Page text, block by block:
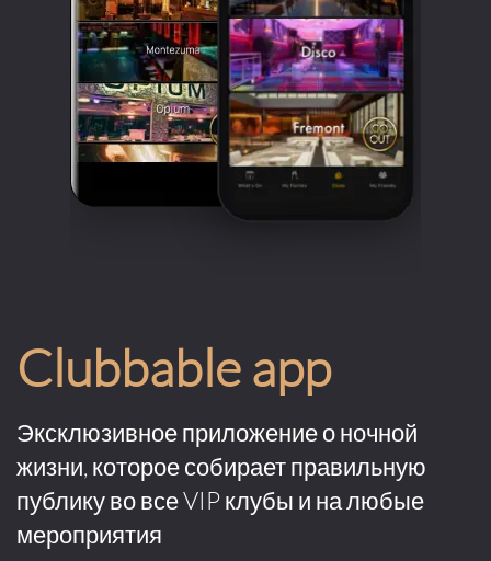
Clubbable app
Эксклюзивное приложение о ночной
жизни, которое собирает правильную
публику во все VIP клубы и на любые
мероприятия